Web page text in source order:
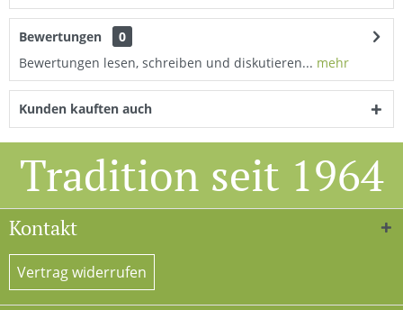
Bewertungen
0
Bewertungen lesen, schreiben und diskutieren... mehr
Kunden kauften auch
Tradition seit 1964
Kontakt
Vertrag widerrufen